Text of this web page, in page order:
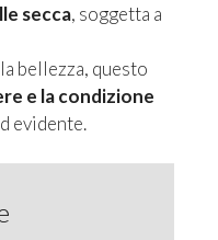
secca, soggetta a
bellezza, questo
e la condizione
evidente.